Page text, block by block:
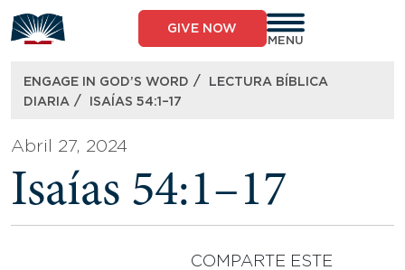
to
content
GIVE NOW
MENU
ENGAGE IN GOD’S WORD /
LECTURA BÍBLICA
DIARIA / ISAÍAS 54:1–17
Abril 27, 2024
Isaías 54:1–17
COMPARTE ESTE